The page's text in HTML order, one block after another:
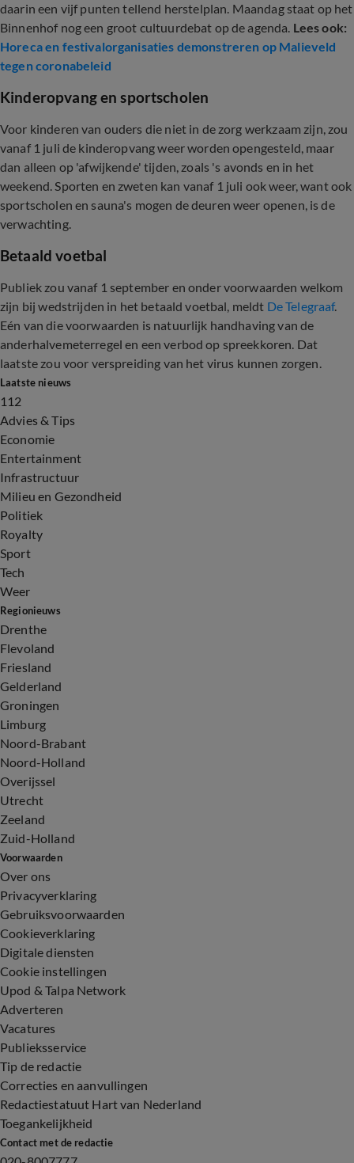
daarin een vijf punten tellend herstelplan. Maandag staat op het
Binnenhof nog een groot cultuurdebat op de agenda. Lees ook:
Horeca en festivalorganisaties demonstreren op Malieveld
tegen coronabeleid
Kinderopvang en sportscholen
Voor kinderen van ouders die niet in de zorg werkzaam zijn, zou
vanaf 1 juli de kinderopvang weer worden opengesteld, maar
dan alleen op 'afwijkende' tijden, zoals 's avonds en in het
weekend. Sporten en zweten kan vanaf 1 juli ook weer, want ook
sportscholen en sauna's mogen de deuren weer openen, is de
verwachting.
Betaald voetbal
Publiek zou vanaf 1 september en onder voorwaarden welkom
zijn bij wedstrijden in het betaald voetbal, meldt De Telegraaf.
Eén van die voorwaarden is natuurlijk handhaving van de
anderhalvemeterregel en een verbod op spreekkoren. Dat
laatste zou voor verspreiding van het virus kunnen zorgen.
Laatste nieuws
112
Advies & Tips
Economie
Entertainment
Infrastructuur
Milieu en Gezondheid
Politiek
Royalty
Sport
Tech
Weer
Regionieuws
Drenthe
Flevoland
Friesland
Gelderland
Groningen
Limburg
Noord-Brabant
Noord-Holland
Overijssel
Utrecht
Zeeland
Zuid-Holland
Voorwaarden
Over ons
Privacyverklaring
Gebruiksvoorwaarden
Cookieverklaring
Digitale diensten
Cookie instellingen
Upod & Talpa Network
Adverteren
Vacatures
Publieksservice
Tip de redactie
Correcties en aanvullingen
Redactiestatuut Hart van Nederland
Toegankelijkheid
Contact met de redactie